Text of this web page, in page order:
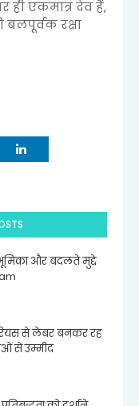
ही एकमात्र देव हैं,
रक्षा
और बदलते मुद्दे
से लेबर बनकर रह
से उम्मीद